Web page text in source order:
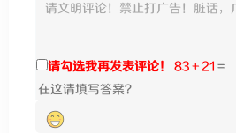
请勾选我再发表评论！ 83 + 21 =